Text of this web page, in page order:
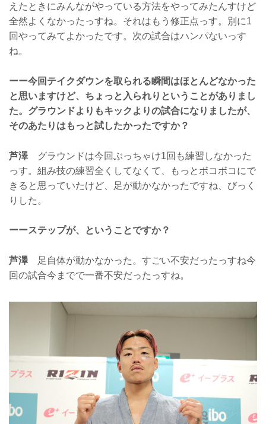
えたときにみんながやっている方法をやってみたんすけど
全然よくなかったっすね。それはもう修正点っす。別に1
回やってみてよかったです。次の試合はハンパないっす
ね。
ーー今回テイクダウンを取られる瞬間はほとんどなかった
と思いますけど、ちょっと入られりということがありまし
た。グラウンドよりもキックよりの試合になりましたが、
そのあたりはもっと試したかったですか？
芦澤グラウンドは今回ぶっちゃけ1回も練習しなかった
っす。組み技の練習全くしてなくて、もっとボコボコにで
きると思っていたけど、足が動かなかったですね、びっく
りした。
ーーステップが、ということですか？
芦澤足自体が動かなかった。すごい不安だったっすね今
回の試合今までで一番不安だったっすね。